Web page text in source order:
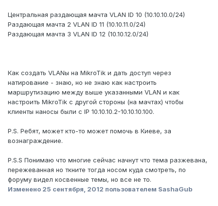
Центральная раздающая мачта VLAN ID 10 (10.10.10.0/24)
Раздающая мачта 2 VLAN ID 11 (10.10.11.0/24)
Раздающая мачта 3 VLAN ID 12 (10.10.12.0/24)
Как создать VLANы на МikroTik и дать доступ через
натирование - знаю, но не знаю как настроить
маршрутизацию между выше указанными VLAN и как
настроить MikroTik с другой стороны (на мачтах) чтобы
клиенты наносы были с IP 10.10.10.2-10.10.10.100.
P.S. Ребят, может кто-то может помочь в Киеве, за
вознаграждение.
P.S.S Понимаю что многие сейчас начнут что тема разжевана,
пережеванная но ткните тогда носом куда смотреть, по
форуму видел косвенные темы, но все не то.
Изменено 25 сентября, 2012 пользователем SashaGub